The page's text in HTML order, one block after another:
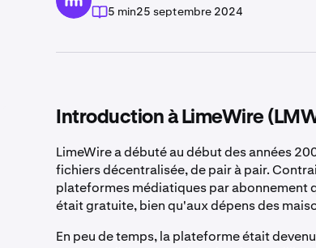
5 min25 septembre 2024
Introduction à LimeWire
LimeWire a débuté au début des années
fichiers décentralisée, de pair à pair.
plateformes médiatiques par abonnement
était gratuite, bien qu'aux dépens des
En peu de temps, la plateforme était